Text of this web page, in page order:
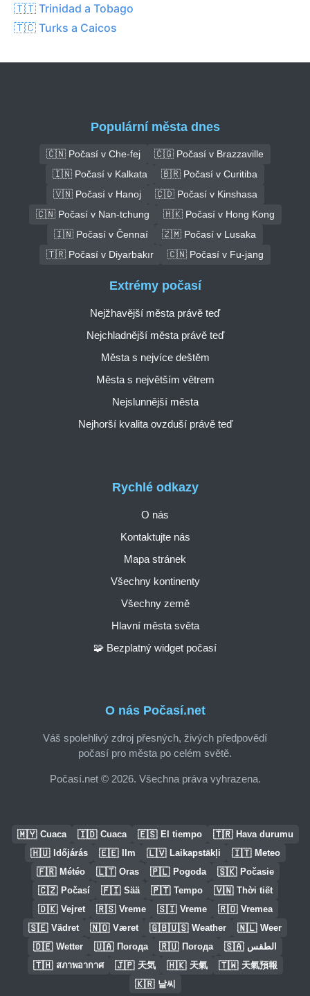
🇹🇹 Trinidad a Tobago
🇹🇨 Turks a Caicos
Populární města dnes
🇨🇳 Počasí v Che-fej
🇨🇬 Počasí v Brazzaville
🇮🇳 Počasí v Kalkata
🇧🇷 Počasí v Curitiba
🇻🇳 Počasí v Hanoj
🇨🇩 Počasí v Kinshasa
🇨🇳 Počasí v Nan-tchung
🇭🇰 Počasí v Hong Kong
🇮🇳 Počasí v Čennaí
🇿🇲 Počasí v Lusaka
🇹🇷 Počasí v Diyarbakır
🇨🇳 Počasí v Fu-jang
O nás Počasí.net
Váš spolehlivý zdroj přesných, živých předpovědí
počasí pro města po celém světě.
Počasí.net © 2026. Všechna práva vyhrazena.
Rychlé odkazy
O nás
Kontaktujte nás
Mapa stránek
Všechny kontinenty
Všechny země
Hlavní města světa
🧩 Bezplatný widget počasí
Extrémy počasí
Nejžhavější města právě teď
Nejchladnější města právě teď
Města s nejvíce deštěm
Města s největším větrem
Nejslunnější města
Nejhorší kvalita ovzduší právě teď
🇲🇾 Cuaca 🇮🇩 Cuaca 🇪🇸 El tiempo 🇹🇷 Hava durumu
🇭🇺 Időjárás 🇪🇪 Ilm 🇱🇻 Laikapstākļi 🇮🇹 Meteo
🇫🇷 Météo 🇱🇹 Oras 🇵🇱 Pogoda 🇸🇰 Počasie
🇨🇿 Počasí 🇫🇮 Sää 🇵🇹 Tempo 🇻🇳 Thời tiết
🇩🇰 Vejret 🇷🇸 Vreme 🇸🇮 Vreme 🇷🇴 Vremea
🇸🇪 Vädret 🇳🇴 Været 🇬🇧🇺🇸 Weather 🇳🇱 Weer
🇩🇪 Wetter 🇺🇦 Погода 🇷🇺 Погода 🇸🇦 الطقس
🇹🇭 สภาพอากาศ 🇯🇵 天気 🇭🇰 天氣 🇹🇼 天氣預報
🇰🇷 날씨